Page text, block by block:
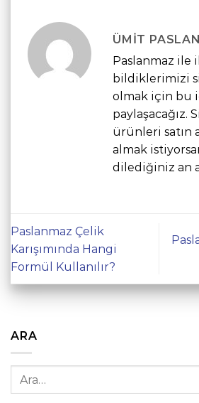
ÜMIT
Paslanmaz ile
bildiklerimizi
olmak için bu
paylaşacağız.
ürünleri satın
almak
dilediğiniz an
Paslanmaz Çelik
Karışımında Hangi
Formül Kullanılır?
ARA